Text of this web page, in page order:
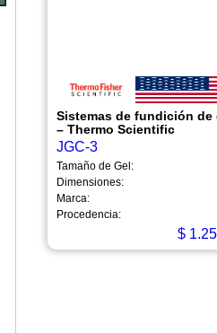
Sistemas de fundición
– Thermo Scientific
JGC-3
Tamaño de Gel:
Dimensiones:
Marca:
Procedencia:
$1.25